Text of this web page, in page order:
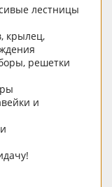
лестницы
крылец,
решетки
и